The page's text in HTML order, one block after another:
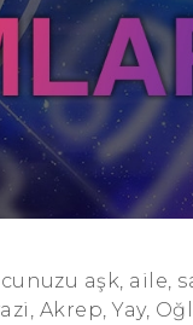
aşk, aile,
Akrep, Yay,